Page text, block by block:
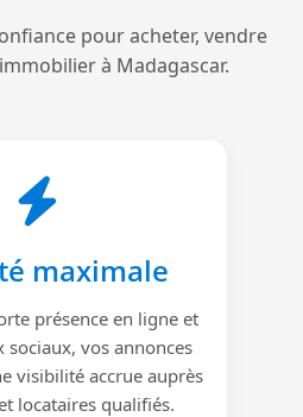
pour acheter, vendre
à Madagascar.
maximale
présence en ligne et
sociaux, vos annonces
visibilité accrue auprès
locataires qualifiés.